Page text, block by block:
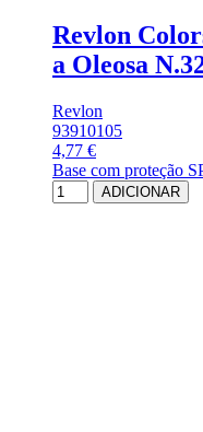
Revlon
a Oleosa
Revlon
93910105
4,77 €
Base com proteção
ADICIONAR